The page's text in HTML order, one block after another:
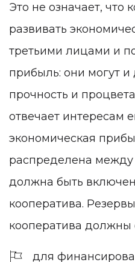
Это не означает, что
развивать
третьими лицами и
прибыль: они могут и
прочность и
отвечает интересам
экономическая
распределена между
должна быть
кооператива.
кооператива
для